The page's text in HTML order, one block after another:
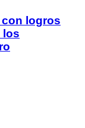
logros
los